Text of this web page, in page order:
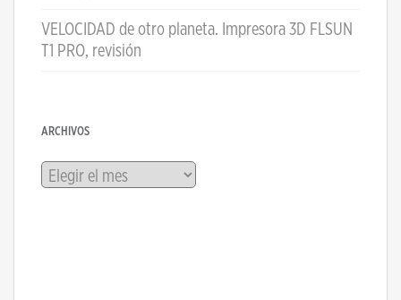
VELOCIDAD de otro planeta. Impresora 3D FLSUN
T1 PRO, revisión
ARCHIVOS
Archivos